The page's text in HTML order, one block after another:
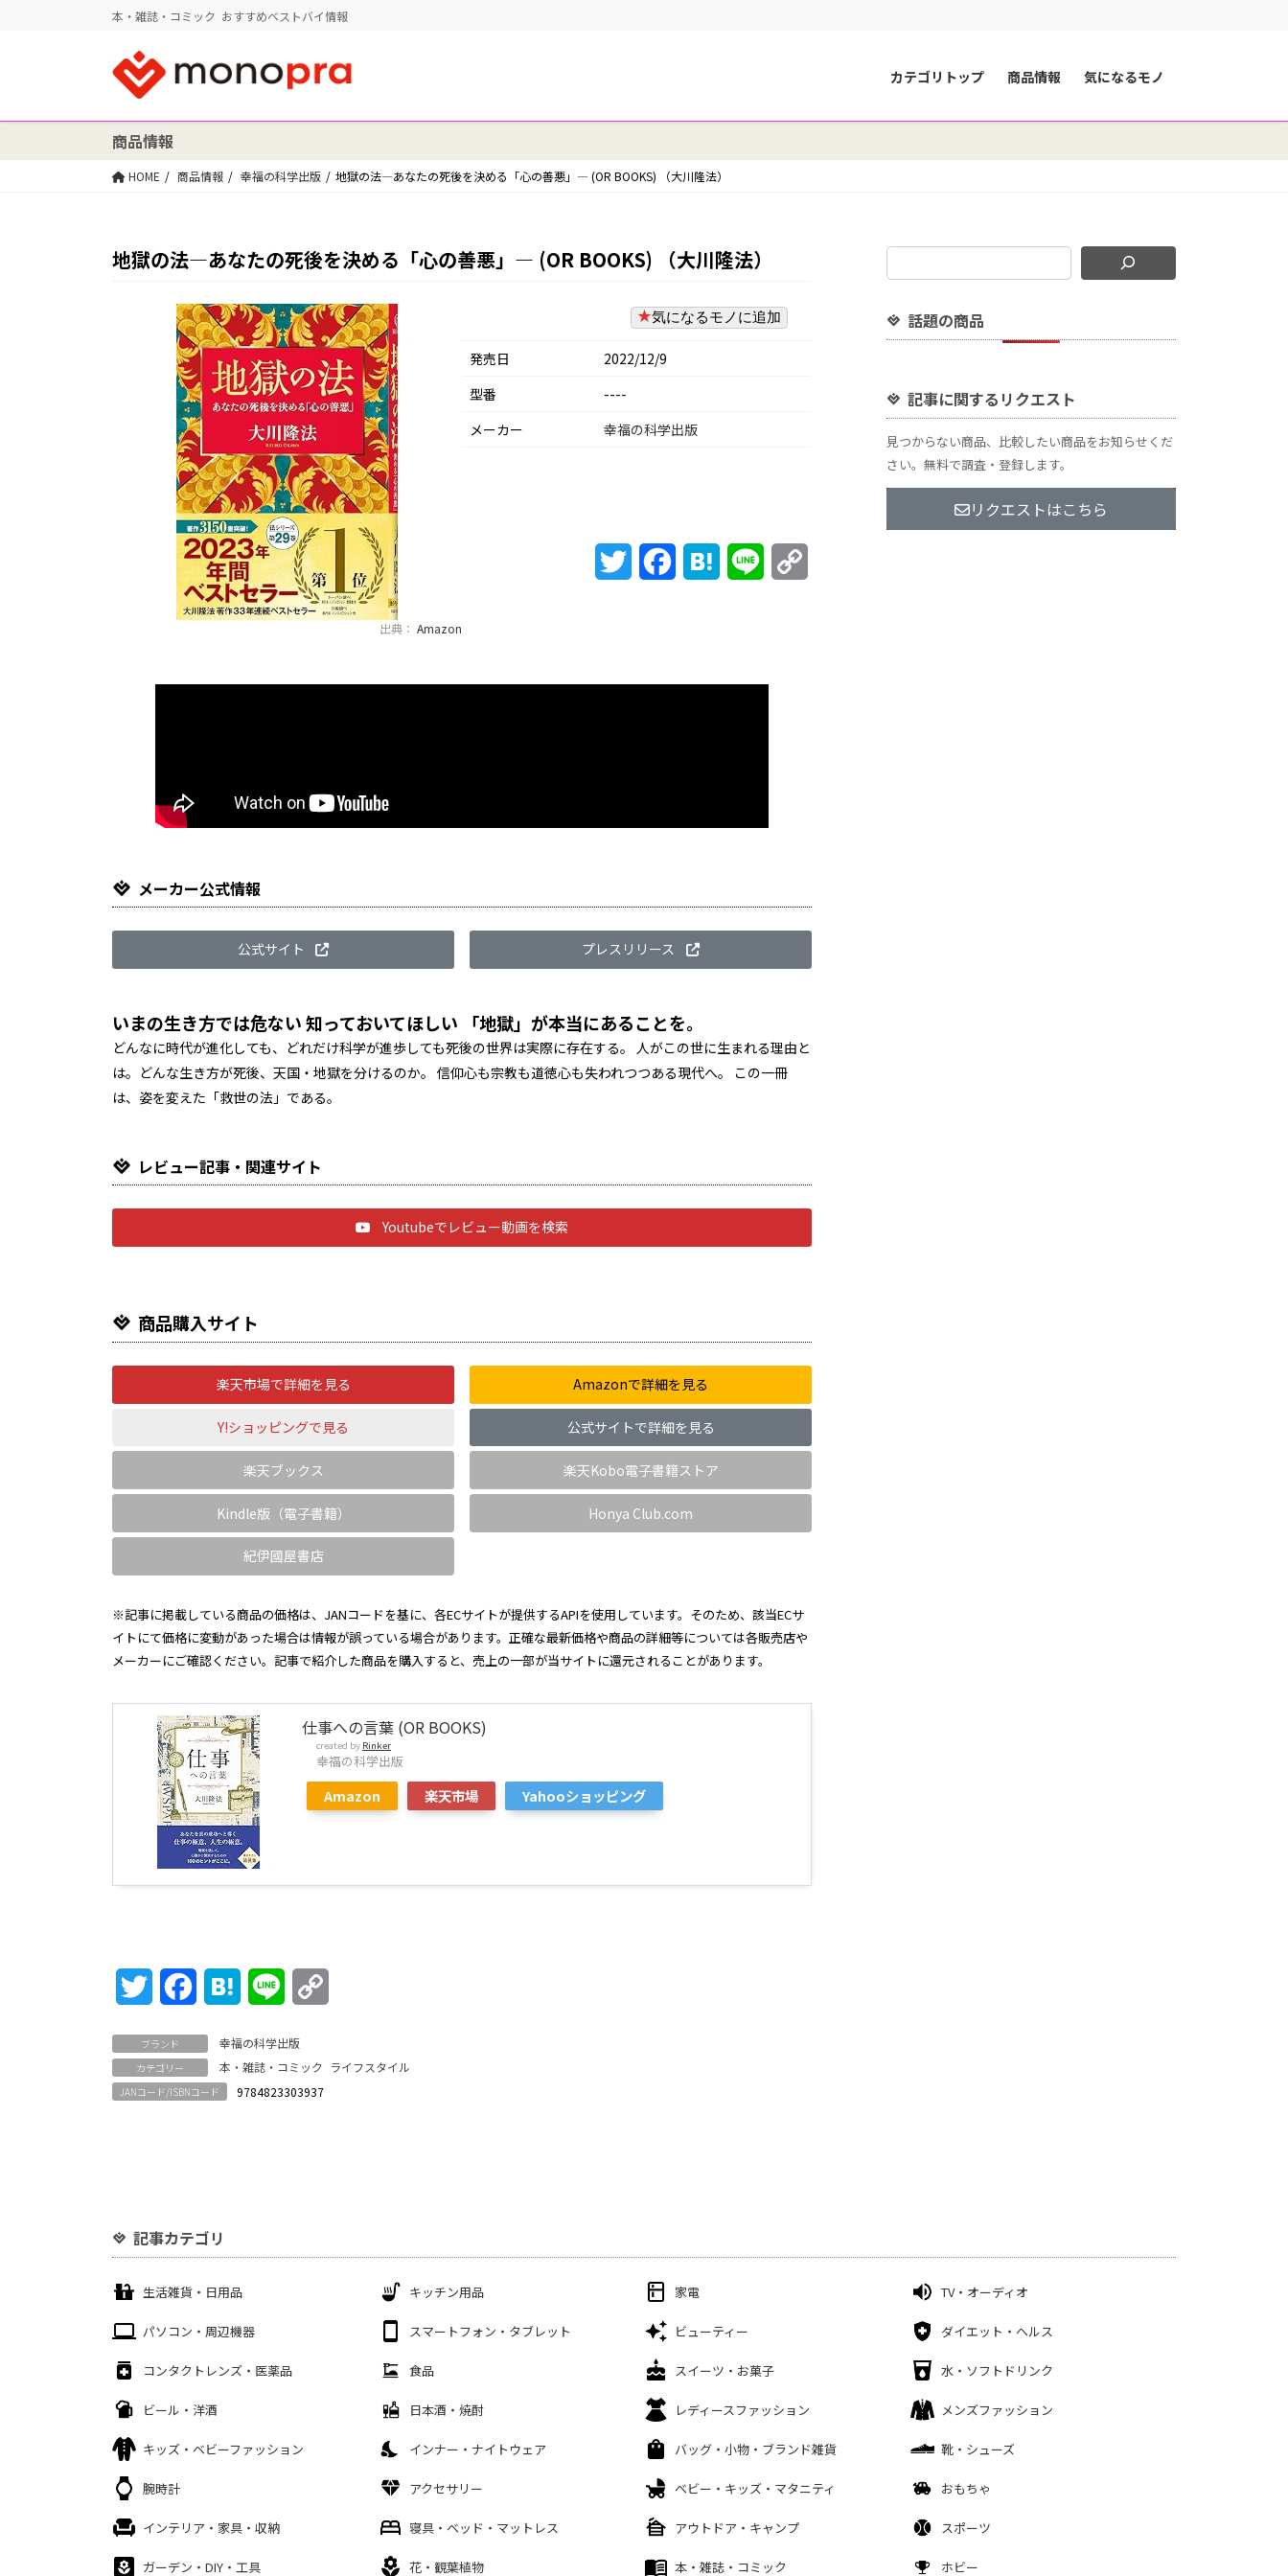
本・雑誌・コミック おすすめベストバイ情報
カテゴリトップ 商品情報 気になるモノ
商品情報
HOME 商品情報 幸福の科学出版 地獄の法―あなたの死後を決める「心の善悪」― (OR BOOKS) （大川隆法）
地獄の法―あなたの死後を決める「心の善悪」― (OR BOOKS) （大川隆法）
出典： Amazon
気になるモノに追加
発売日
2022/12/9
型番
----
メーカー
幸福の科学出版
Twitter FacebookHatena Line
メーカー公式情報
公式サイト プレスリリース
いまの生き方では危ない―― 知っておいてほしい 「地獄」が本当にあることを。
どんなに時代が進化しても、どれだけ科学が進歩しても死後の世界は実際に存在する。 人がこの世に生まれる理由と
は。どんな生き方が死後、天国・地獄を分けるのか。 信仰心も宗教も道徳心も失われつつある現代へ。 この一冊
は、姿を変えた「救世の法」である。
レビュー記事・関連サイト
Youtubeでレビュー動画を検索
商品購入サイト
楽天市場で詳細を見る Amazonで詳細を見る
Y!ショッピングで見る 公式サイトで詳細を見る
楽天ブックス 楽天Kobo電子書籍ストア
Kindle版（電子書籍） Honya Club.com
紀伊國屋書店
※記事に掲載している商品の価格は、JANコードを基に、各ECサイトが提供するAPIを使用しています。そのため、該当ECサ
イトにて価格に変動があった場合は情報が誤っている場合があります。正確な最新価格や商品の詳細等については各販売店や
メーカーにご確認ください。記事で紹介した商品を購入すると、売上の一部が当サイトに還元されることがあります。
仕事への言葉 (OR BOOKS)
created by Rinker
幸福の科学出版
Amazon 楽天市場 Yahooショッピング
Twitter FacebookHatena Line
ブランド 幸福の科学出版
カテゴリー 本・雑誌・コミック ライフスタイル
JANコード/ISBNコード 9784823303937
話題の商品
記事に関するリクエスト
見つからない商品、比較したい商品をお知らせくだ
さい。無料で調査・登録します。
リクエストはこちら
記事カテゴリ
生活雑貨・日用品 キッチン用品 家電 TV・オーディオ
パソコン・周辺機器 スマートフォン・タブレット ビューティー ダイエット・ヘルス
コンタクトレンズ・医薬品 食品 スイーツ・お菓子 水・ソフトドリンク
ビール・洋酒 日本酒・焼酎 レディースファッション メンズファッション
キッズ・ベビーファッション インナー・ナイトウェア バッグ・小物・ブランド雑貨 靴・シューズ
腕時計 アクセサリー ベビー・キッズ・マタニティ おもちゃ
インテリア・家具・収納 寝具・ベッド・マットレス アウトドア・キャンプ スポーツ
ガーデン・DIY・工具 花・観葉植物 本・雑誌・コミック ホビー